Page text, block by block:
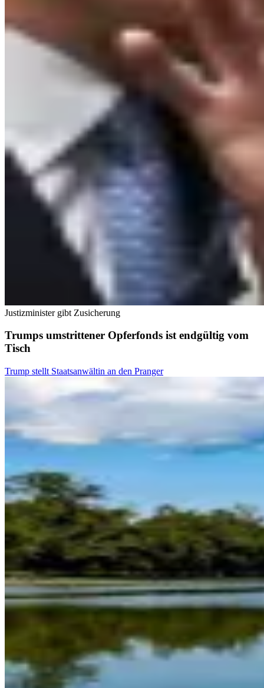
Justizminister gibt Zusicherung
Trumps umstrittener Opferfonds ist endgültig vom
Tisch
Trump stellt Staatsanwältin an den Pranger